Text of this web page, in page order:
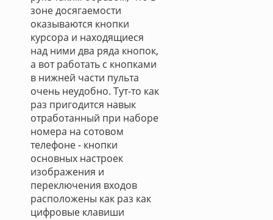
зоне досягаемости
оказываются кнопки
курсора и находящиеся
над ними два ряда кнопок,
а вот работать с кнопками
в нижней части пульта
очень неудобно. Тут-то как
раз пригодится навык
отработанный при наборе
номера на сотовом
телефоне - кнопки
основных настроек
изображения и
переключения входов
расположены как раз как
цифровые клавиши